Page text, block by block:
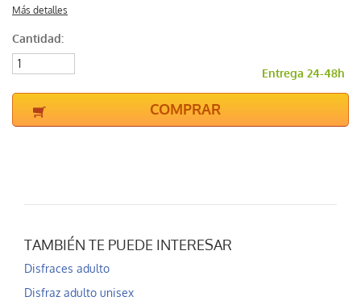
Más detalles
Cantidad:
Entrega 24-48h
COMPRAR
TAMBIÉN TE PUEDE INTERESAR
Disfraces adulto
Disfraz adulto unisex